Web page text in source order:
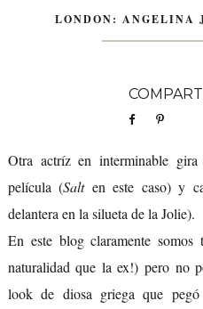
LONDON: ANGELINA
Otra actríz en interminable
película (Salten este caso) y
delantera en la silueta de la Jolie).
En este blog claramente
naturalidad que la ex!) pero no
look de diosa griega que